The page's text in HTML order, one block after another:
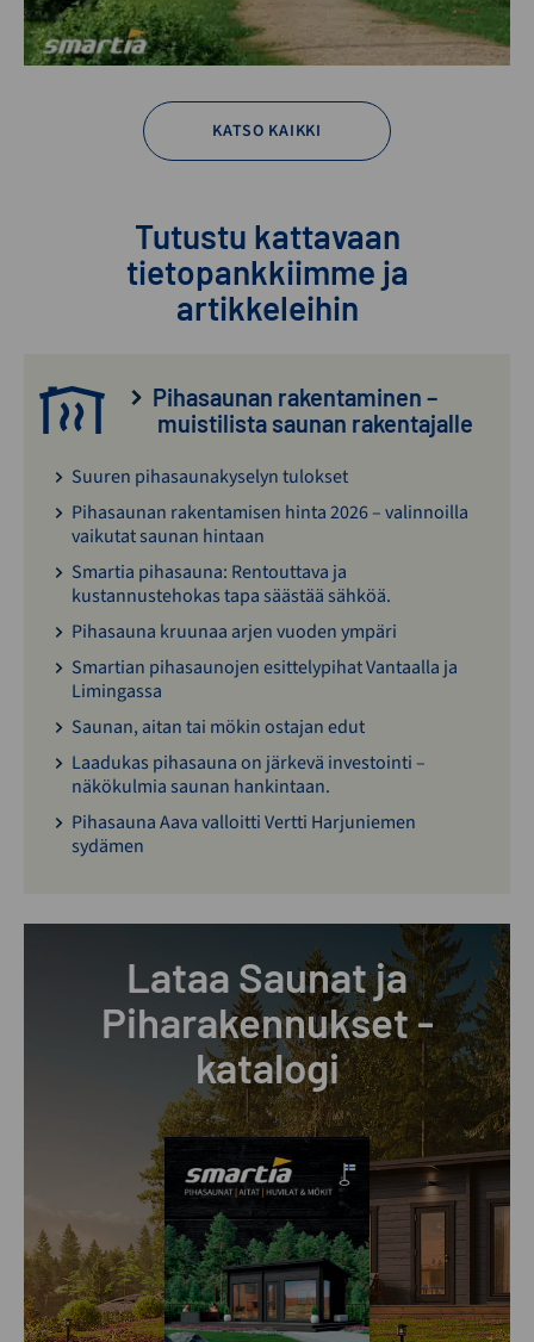
KATSO KAIKKI
Tutustu kattavaan
tietopankkiimme ja
artikkeleihin
Pihasaunan rakentaminen –
muistilista saunan rakentajalle
Suuren pihasaunakyselyn tulokset
Pihasaunan rakentamisen hinta 2026 – valinnoilla
vaikutat saunan hintaan
Smartia pihasauna: Rentouttava ja
kustannustehokas tapa säästää sähköä.
Pihasauna kruunaa arjen vuoden ympäri
Smartian pihasaunojen esittelypihat Vantaalla ja
Limingassa
Saunan, aitan tai mökin ostajan edut
Laadukas pihasauna on järkevä investointi –
näkökulmia saunan hankintaan.
Pihasauna Aava valloitti Vertti Harjuniemen
sydämen
Lataa Saunat ja
Piharakennukset -
katalogi